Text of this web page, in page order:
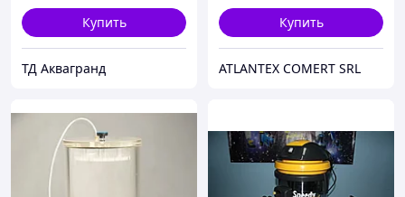
Купить
ТД Аквагранд
Купить
ATLANTEX COMERT SRL